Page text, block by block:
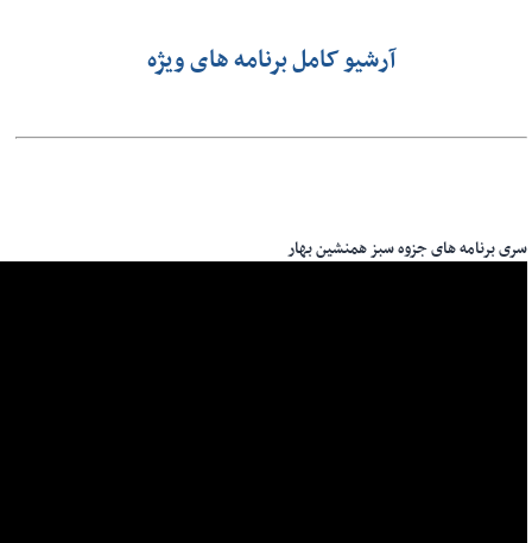
آرشیو کامل برنامه های ویژه
سری برنامه های جزوه سبز همنشین بهار